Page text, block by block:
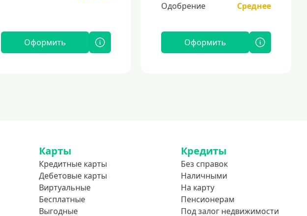
Оформить
Одобрение
Среднее
Оформить
Карты
Кредитные карты
Дебетовые карты
Виртуальные
Бесплатные
Выгодные
Кредиты
Без справок
Наличными
На карту
Пенсионерам
Под залог недвижимости